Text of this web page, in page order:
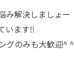
み解決しましょー
います‼️
グのみも大歓迎^ ^